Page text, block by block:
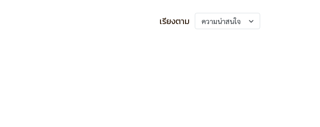
เรียงตาม ความน่าสนใจ